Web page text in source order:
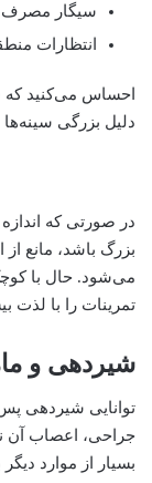
سیگار مصرف
انتظارات
احساس می‌کنید که
دلیل بزرگی
در صورتی که
بزرگ باشد، مانع
می‌شود. حال با
تمرینات را با لذت
شیردهی و
توانایی شیردهی
جراحی، اعصاب آن
بسیار از موارد